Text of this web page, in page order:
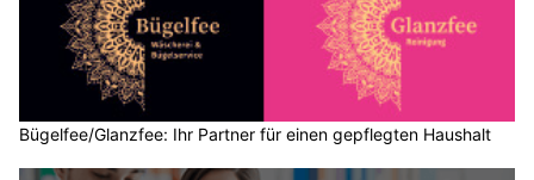
Bügelfee/Glanzfee: Ihr Partner für einen gepflegten Haushalt